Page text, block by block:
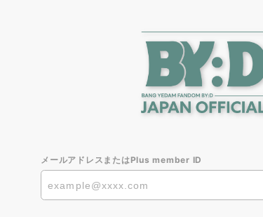
メールアドレスまたはPlus member ID